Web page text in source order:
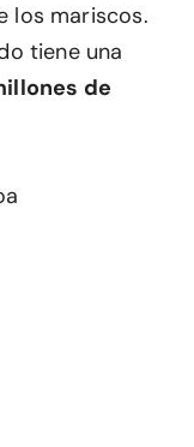
los mariscos.
tiene una
de